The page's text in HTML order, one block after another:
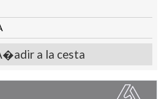
a la cesta